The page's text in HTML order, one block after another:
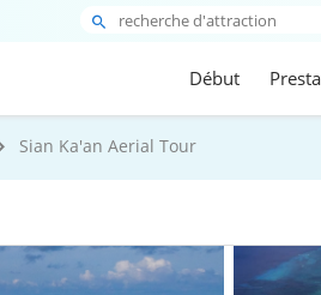
Début
Sian Ka'an Aerial Tour